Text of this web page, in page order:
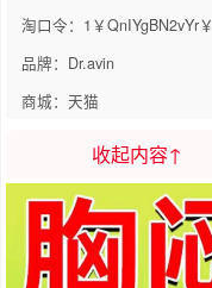
淘口令：1￥QnIYgBN2vYr￥
品牌：Dr.avin
商城：天猫
收起内容↑